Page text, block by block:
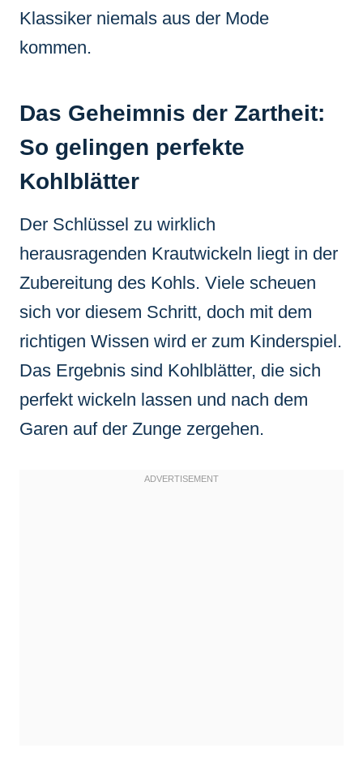
Klassiker niemals aus der Mode
kommen.
Das Geheimnis der Zartheit:
So gelingen perfekte
Kohlblätter
Der Schlüssel zu wirklich
herausragenden Krautwickeln liegt in der
Zubereitung des Kohls. Viele scheuen
sich vor diesem Schritt, doch mit dem
richtigen Wissen wird er zum Kinderspiel.
Das Ergebnis sind Kohlblätter, die sich
perfekt wickeln lassen und nach dem
Garen auf der Zunge zergehen.